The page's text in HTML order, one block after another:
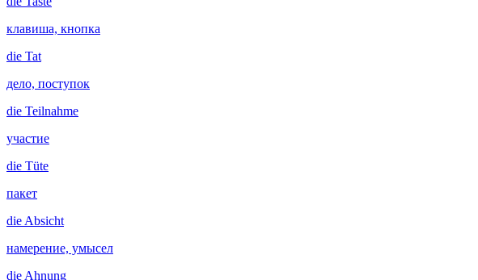
клавиша, кнопка
die Tat
дело, поступок
die Teilnahme
участие
die Tüte
пакет
die Absicht
намерение, умысел
die Ahnung